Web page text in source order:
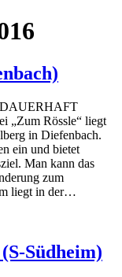
„Zum Rössle“ liegt
in Diefenbach.
ein und bietet
Man kann das
zum
liegt in der…
Südheim)